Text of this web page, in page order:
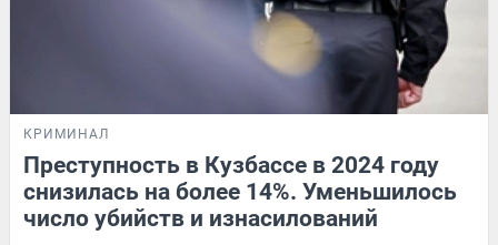
КРИМИНАЛ
Преступность в Кузбассе в 2024 году
снизилась на более 14%. Уменьшилось
число убийств и изнасилований